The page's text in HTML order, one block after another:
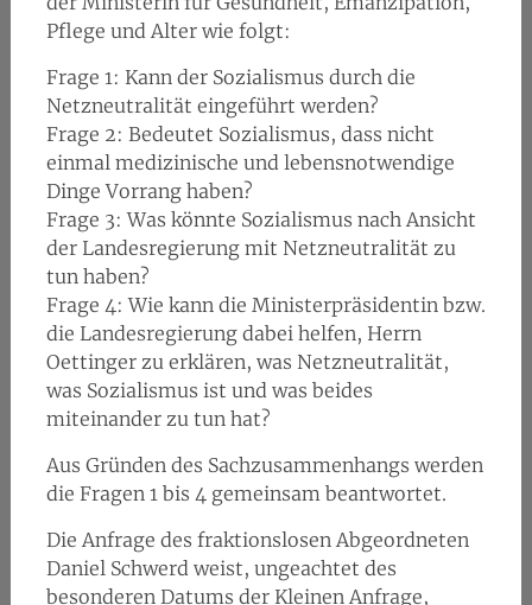
Pflege und Alter wie folgt:
Frage 1: Kann der Sozialismus durch die
Netzneutralität eingeführt werden?
Frage 2: Bedeutet Sozialismus, dass nicht
einmal medizinische und lebensnotwendige
Dinge Vorrang haben?
Frage 3: Was könnte Sozialismus nach Ansicht
der Landesregierung mit Netzneutralität zu
tun haben?
Frage 4: Wie kann die Ministerpräsidentin bzw.
die Landesregierung dabei helfen, Herrn
Oettinger zu erklären, was Netzneutralität,
was Sozialismus ist und was beides
miteinander zu tun hat?
Aus Gründen des Sachzusammenhangs werden
die Fragen 1 bis 4 gemeinsam beantwortet.
Die Anfrage des fraktionslosen Abgeordneten
Daniel Schwerd weist, ungeachtet des
besonderen Datums der Kleinen Anfrage,